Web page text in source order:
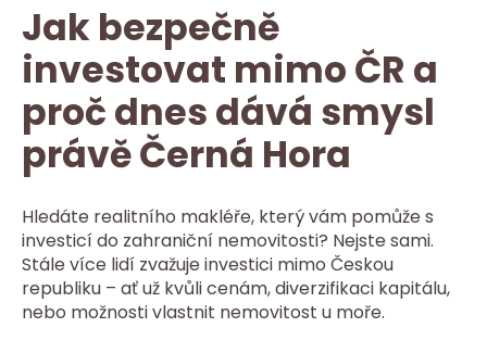
Jak bezpečně
investovat mimo ČR a
proč dnes dává smysl
právě Černá Hora
Hledáte realitního makléře, který vám pomůže s
investicí do zahraniční nemovitosti? Nejste sami.
Stále více lidí zvažuje investici mimo Českou
republiku – ať už kvůli cenám, diverzifikaci kapitálu,
nebo možnosti vlastnit nemovitost u moře.